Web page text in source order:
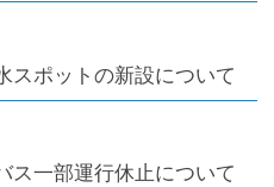
ポットの新設について
ス一部運行休止について